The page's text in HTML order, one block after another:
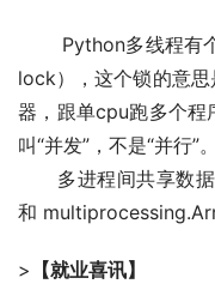
Python多线程有个
lock），这个锁的意
器，跟单cpu跑多个程
叫“并发”，不是“并行”。
多进程间共享数据
和
> 【就业喜讯】